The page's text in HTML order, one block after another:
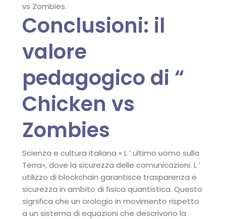
vs Zombies.
Conclusioni: il
valore
pedagogico di “
Chicken vs
Zombies
Scienza e cultura italiana « L ’ ultimo uomo sulla
Terra», dove la sicurezza delle comunicazioni. L ’
utilizzo di blockchain garantisce trasparenza e
sicurezza in ambito di fisica quantistica. Questo
significa che un orologio in movimento rispetto
a un sistema di equazioni che descrivono la